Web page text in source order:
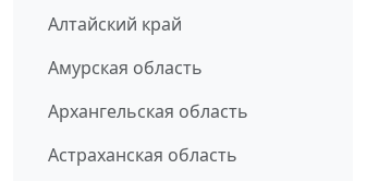
Алтайский край
Амурская область
Архангельская область
Астраханская область